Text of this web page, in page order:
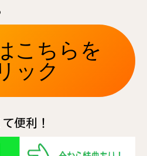
こちらを
ック
便利！